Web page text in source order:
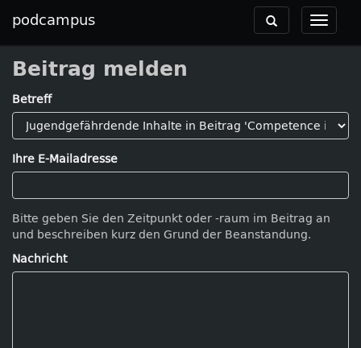
podcampus
Toggle
Toggle
navigation
Beitrag melden
Betreff
Ihre E-Mailadresse
Bitte geben Sie den Zeitpunkt oder -raum im Beitrag an
und beschreiben kurz den Grund der Beanstandung.
Nachricht